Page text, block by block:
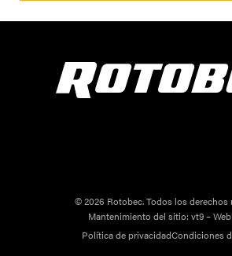
© 2026 Rotobec. Todos los derechos
Mantenimiento del sitio: vt9 –
Política de privacidadCondiciones